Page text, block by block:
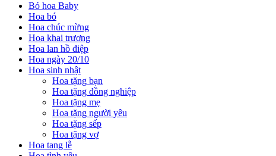
Bó hoa Baby
Hoa bó
Hoa chúc mừng
Hoa khai trương
Hoa lan hồ điệp
Hoa ngày 20/10
Hoa sinh nhật
Hoa tặng bạn
Hoa tặng đồng nghiệp
Hoa tặng mẹ
Hoa tặng người yêu
Hoa tặng sếp
Hoa tặng vợ
Hoa tang lễ